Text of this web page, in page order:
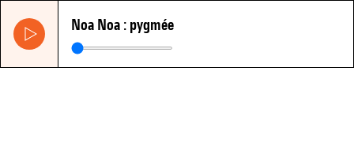
Noa Noa : pygmée